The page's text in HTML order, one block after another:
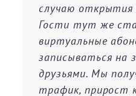
случаю открытия
Гости тут же
виртуальные
записываться на
друзьями. Мы
трафик, прирост